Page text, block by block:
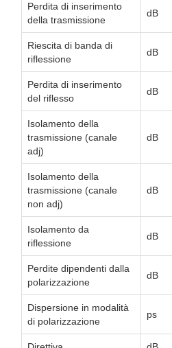
Perdita di inserimento
della trasmissione
dB
Riescita di banda di
riflessione
dB
Perdita di inserimento
del riflesso
dB
Isolamento della
trasmissione (canale
adj)
dB
Isolamento della
trasmissione (canale
non adj)
dB
Isolamento da
riflessione
dB
Perdite dipendenti dalla
polarizzazione
dB
Dispersione in modalità
di polarizzazione
ps